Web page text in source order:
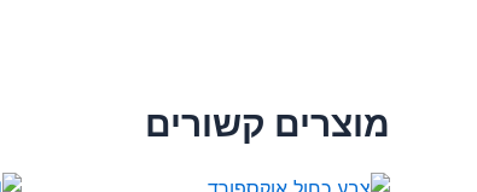
מוצרים קשורים